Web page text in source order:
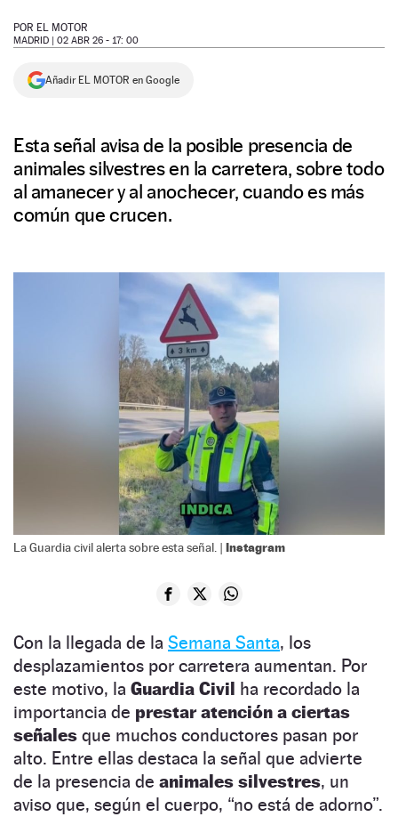
NEWSLETTER
SÍGUENOS
POR EL MOTOR
MADRID | 02 ABR 26 - 17: 00
Añadir EL MOTOR en Google
Esta señal avisa de la posible presencia de
animales silvestres en la carretera, sobre todo
al amanecer y al anochecer, cuando es más
común que crucen.
La Guardia civil alerta sobre esta señal. | Instagram
Con la llegada de la Semana Santa, los
desplazamientos por carretera aumentan. Por
este motivo, la Guardia Civil ha recordado la
importancia de prestar atención a ciertas
señales que muchos conductores pasan por
alto. Entre ellas destaca la señal que advierte
de la presencia de animales silvestres, un
aviso que, según el cuerpo, “no está de adorno”.